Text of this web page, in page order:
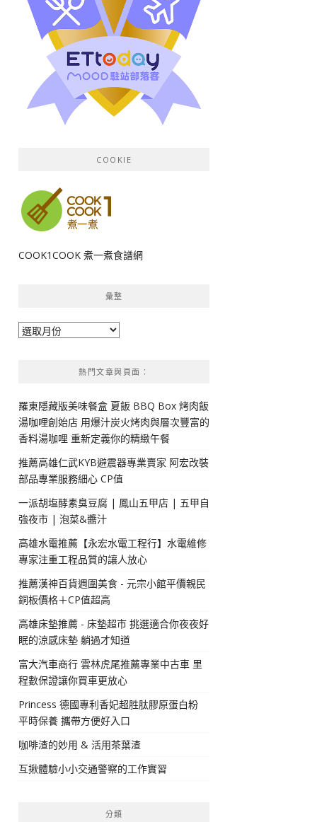
COOKIE
COOK1COOK 煮一煮食譜網
彙整
彙
熱門文章與頁面︰
羅東隱藏版美味餐盒 夏飯 BBQ Box 烤肉飯
湯咖哩創始店 用爆汁炭火烤肉與層次豐富的
香料湯咖哩 重新定義你的精緻午餐
推薦高雄仁武KYB避震器專業賣家 阿宏改裝
部品專業服務細心 CP值
一派胡塩酵素臭豆腐 | 鳳山五甲店 | 五甲自
強夜市 | 泡菜&醬汁
高雄水電推薦【永宏水電工程行】水電維修
專家注重工程品質的讓人放心
推薦漢神百貨週圍美食 - 元宗小館平價親民
銅板價格＋CP值超高
高雄床墊推薦 - 床墊超市 挑選適合你夜夜好
眠的涼感床墊 躺過才知道
富大汽車商行 雲林虎尾推薦專業中古車 里
程數保證讓你買車更放心
Princess 德國專利香妃超胜肽膠原蛋白粉
平時保養 攜帶方便好入口
咖啡渣的妙用 & 活用茶葉渣
互揪體驗小小交通警察的工作實習
分類